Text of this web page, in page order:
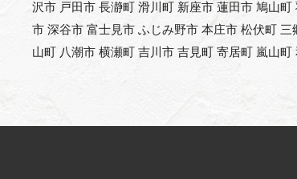
沢市 戸田市 長瀞町 滑川町 新座市 蓮田市 鳩山
市 深谷市 富士見市 ふじみ野市 本庄市 松伏町
山町 八潮市 横瀬町 吉川市 吉見町 寄居町 嵐山町